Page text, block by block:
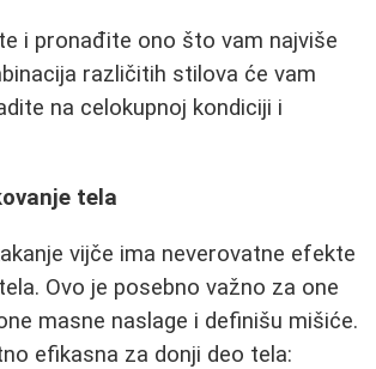
i pronađite ono što vam najviše
različitih stilova će vam
na celokupnoj kondiciji i
tela
vijče ima neverovatne efekte
Ovo je posebno važno za one
masne naslage i definišu mišiće.
efikasna za donji deo tela: